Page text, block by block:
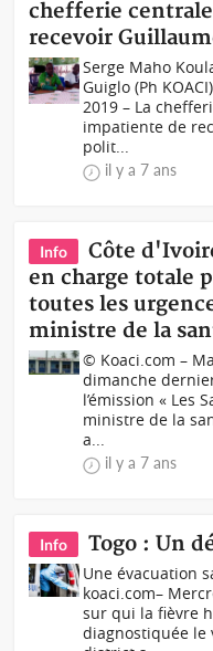
chefferie
recevoir
Serge Maho
Guiglo (Ph
2019 – La
impatiente de
polit...
il y a 7 ans
Info
Côte
en charge totale
toutes les
ministre de la
© Koaci.com –
dimanche
l’émission « Les
ministre de la
a...
il y a 7 ans
Info Togo : Un
Une évacuation
koaci.com–
sur qui la fièvre
diagnostiquée